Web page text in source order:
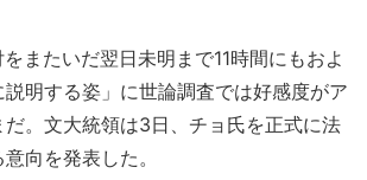
またいだ翌日未明まで11時間にもおよ
明する姿」に世論調査では好感度がア
だ。文大統領は3日、チョ氏を正式に法
向を発表した。